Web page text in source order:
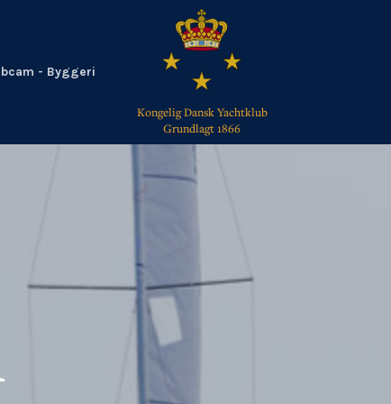
- Byggeri
Kongelig Dansk Yachtklub
Grundlagt 1866